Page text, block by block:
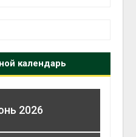
календарь
2026